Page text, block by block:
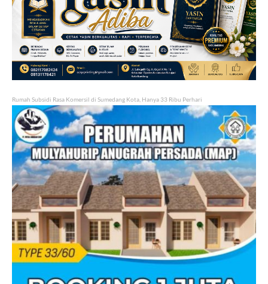
Rumah Subsidi Rasa Komersil di Sumedang Kota, Hanya 33 Ribu Perhari